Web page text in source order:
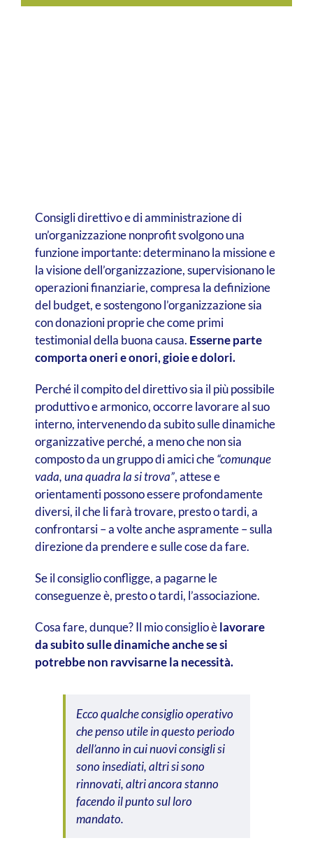
Consigli direttivo e di amministrazione di
un’organizzazione nonprofit svolgono una
funzione importante: determinano la missione e
la visione dell’organizzazione, supervisionano le
operazioni finanziarie, compresa la definizione
del budget, e sostengono l’organizzazione sia
con donazioni proprie che come primi
testimonial della buona causa. Esserne parte
comporta oneri e onori, gioie e dolori.
Perché il compito del direttivo sia il più possibile
produttivo e armonico, occorre lavorare al suo
interno, intervenendo da subito sulle dinamiche
organizzative perché, a meno che non sia
composto da un gruppo di amici che“comunque
vada, una quadra la si trova”, attese e
orientamenti possono essere profondamente
diversi, il che li farà trovare, presto o tardi, a
confrontarsi – a volte anche aspramente – sulla
direzione da prendere e sulle cose da fare.
Se il consiglio confligge, a pagarne le
conseguenze è, presto o tardi, l’associazione.
Cosa fare, dunque? Il mio consiglio èlavorare
da subito sulle dinamiche anche se si
potrebbe non ravvisarne la necessità.
Ecco qualche consiglio operativo
che penso utile in questo periodo
dell’anno in cui nuovi consigli si
sono insediati, altri si sono
rinnovati, altri ancora stanno
facendo il punto sul loro
mandato.